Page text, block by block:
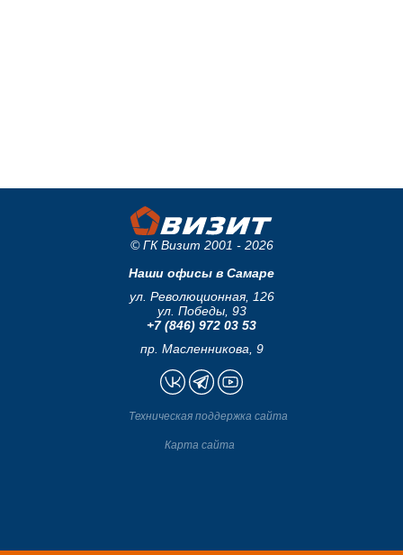
© ГК Визит 2001 - 2026
Наши офисы в Самаре
ул. Революционная, 126
ул. Победы, 93
+7 (846) 972 03 53
пр. Масленникова, 9
Техническая поддержка сайта
Карта сайта